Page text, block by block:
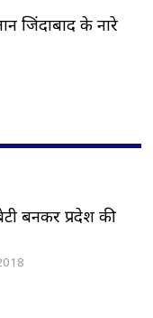
जिंदाबाद के नारे
बनकर प्रदेश की